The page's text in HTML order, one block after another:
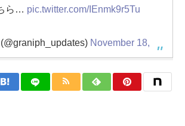
ら… pic.twitter.com/IEnmk9r5Tu
November 18,